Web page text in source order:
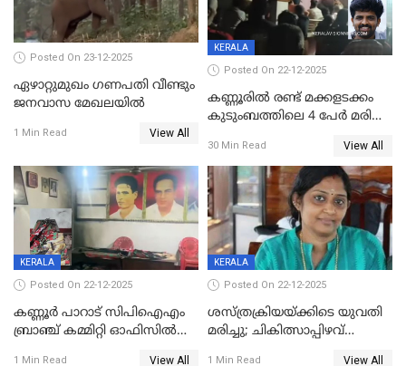
Posted On 23-12-2025
ഏഴാറ്റുമുഖം ഗണപതി വീണ്ടും
ജനവാസ മേഖലയിൽ
1 Min Read View All
KERALA
Posted On 22-12-2025
കണ്ണൂരിൽ രണ്ട് മക്കളടക്കം
കുടുംബത്തിലെ 4 പേർ മരിച്ച
30 Min Read View All
KERALA
Posted On 22-12-2025
കണ്ണൂർ പാറാട് സിപിഐഎം
ബ്രാഞ്ച് കമ്മിറ്റി ഓഫിസിൽ
1 Min Read View All
KERALA
Posted On 22-12-2025
ശസ്ത്രക്രിയയ്‌ക്കിടെ യുവതി
മരിച്ചു; ചികിത്സാപ്പിഴവ്
1 Min Read View All